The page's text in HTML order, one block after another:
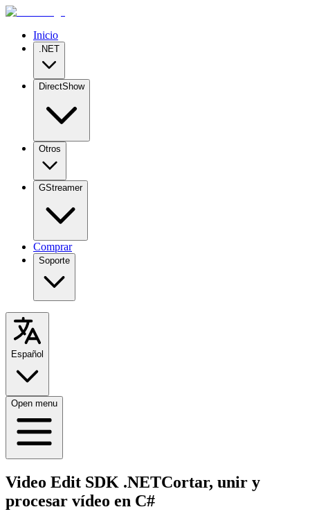
Inicio
.NET
DirectShow
Otros
GStreamer
Comprar
Soporte
Español
Open menu
Video Edit SDK .NETCortar, unir y
procesar vídeo en C#